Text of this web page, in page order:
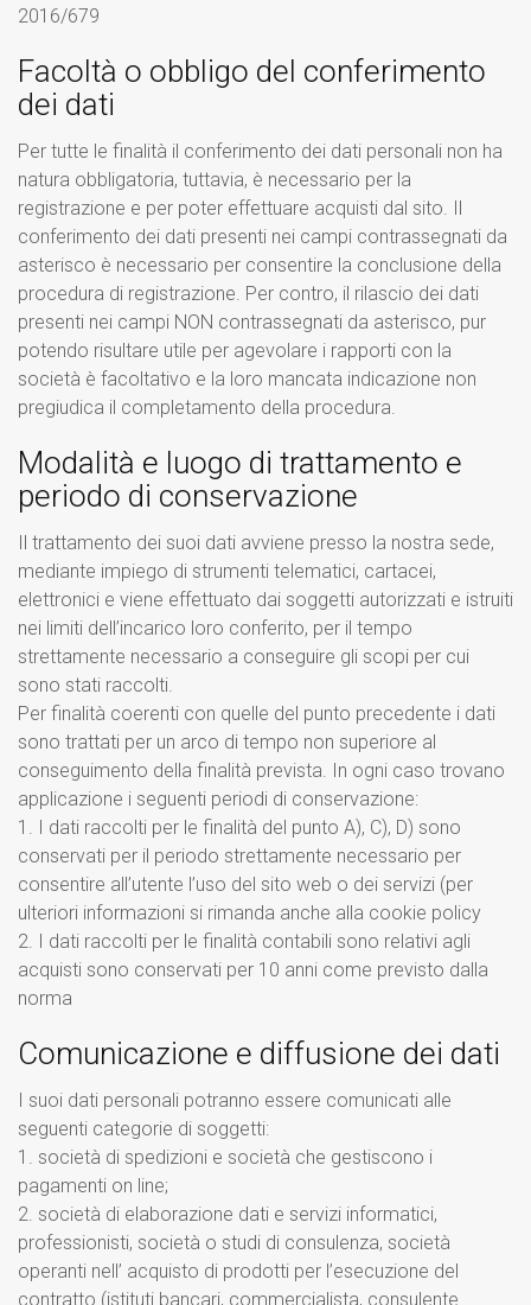
2016/679
Facoltà o obbligo del conferimento
dei dati
Per tutte le finalità il conferimento dei dati personali non ha
natura obbligatoria, tuttavia, è necessario per la
registrazione e per poter effettuare acquisti dal sito. Il
conferimento dei dati presenti nei campi contrassegnati da
asterisco è necessario per consentire la conclusione della
procedura di registrazione. Per contro, il rilascio dei dati
presenti nei campi NON contrassegnati da asterisco, pur
potendo risultare utile per agevolare i rapporti con la
società è facoltativo e la loro mancata indicazione non
pregiudica il completamento della procedura.
Modalità e luogo di trattamento e
periodo di conservazione
Il trattamento dei suoi dati avviene presso la nostra sede,
mediante impiego di strumenti telematici, cartacei,
elettronici e viene effettuato dai soggetti autorizzati e istruiti
nei limiti dell’incarico loro conferito, per il tempo
strettamente necessario a conseguire gli scopi per cui
sono stati raccolti.
Per finalità coerenti con quelle del punto precedente i dati
sono trattati per un arco di tempo non superiore al
conseguimento della finalità prevista. In ogni caso trovano
applicazione i seguenti periodi di conservazione:
1. I dati raccolti per le finalità del punto A), C), D) sono
conservati per il periodo strettamente necessario per
consentire all’utente l’uso del sito web o dei servizi (per
ulteriori informazioni si rimanda anche alla cookie policy
2. I dati raccolti per le finalità contabili sono relativi agli
acquisti sono conservati per 10 anni come previsto dalla
norma
Comunicazione e diffusione dei dati
I suoi dati personali potranno essere comunicati alle
seguenti categorie di soggetti:
1. società di spedizioni e società che gestiscono i
pagamenti on line;
2. società di elaborazione dati e servizi informatici,
professionisti, società o studi di consulenza, società
operanti nell’ acquisto di prodotti per l’esecuzione del
contratto (istituti bancari, commercialista, consulente